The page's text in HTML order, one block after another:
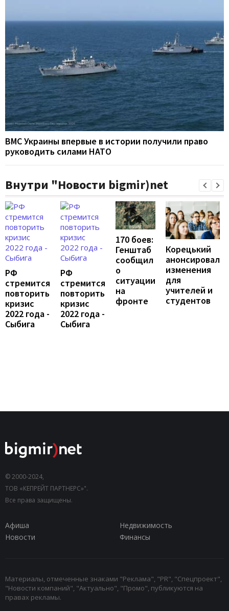
ВМС Украины впервые в истории получили право
руководить силами НАТО
Внутри "Новости bigmir)net
РФ
стремится
повторить
кризис
2022 года -
Сыбига
РФ
стремится
повторить
кризис
2022 года -
Сыбига
170 боев:
Генштаб
сообщил
о
ситуации
на
фронте
Корецький
анонсировал
изменения
для
учителей и
студентов
© 2000-2024,
ТОВ «КЕПРЕЙТ ПАРТНЕРС»".
Все права защищены.
Афиша
Недвижимость
Новости
Финансы
Материалы, отмеченные знаками "Реклама", "PR", "Спецпроект",
"Новости компаний", "Актуально", "Промо", публикуются на
правах рекламы.